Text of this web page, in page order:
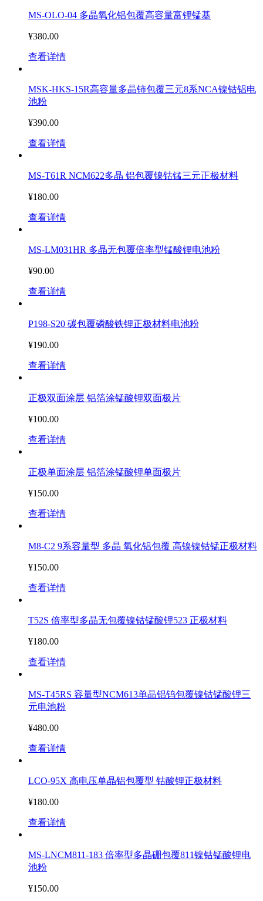
MS-OLO-04 多晶氧化铝包覆高容量富锂锰基
¥380.00
查看详情
MSK-HKS-15R高容量多晶铈包覆三元8系NCA镍钴铝电
池粉
¥390.00
查看详情
MS-T61R NCM622多晶 铝包覆镍钴锰三元正极材料
¥180.00
查看详情
MS-LM031HR 多晶无包覆倍率型锰酸锂电池粉
¥90.00
查看详情
P198-S20 碳包覆磷酸铁锂正极材料电池粉
¥190.00
查看详情
正极双面涂层 铝箔涂锰酸锂双面极片
¥100.00
查看详情
正极单面涂层 铝箔涂锰酸锂单面极片
¥150.00
查看详情
M8-C2 9系容量型 多晶 氧化铝包覆 高镍镍钴锰正极材料
¥150.00
查看详情
T52S 倍率型多晶无包覆镍钴锰酸锂523 正极材料
¥180.00
查看详情
MS-T45RS 容量型NCM613单晶铝钨包覆镍钴锰酸锂三
元电池粉
¥480.00
查看详情
LCO-95X 高电压单晶铝包覆型 钴酸锂正极材料
¥180.00
查看详情
MS-LNCM811-183 倍率型多晶硼包覆811镍钴锰酸锂电
池粉
¥150.00